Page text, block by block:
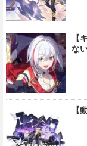
【
な
【